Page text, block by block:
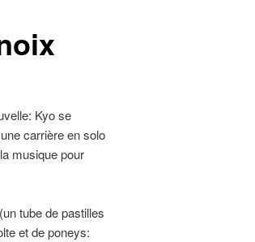
Kyo se
carrière en solo
musique pour
tube de pastilles
et de poneys: